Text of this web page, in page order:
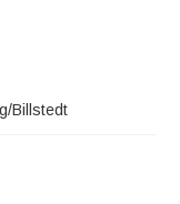
Billstedt